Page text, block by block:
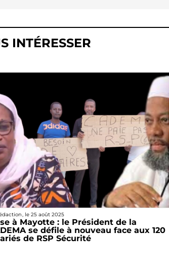
INTÉRESSER
, le 25 août 2025
à Mayotte : le Président de la
se défile à nouveau face aux 120
de RSP Sécurité